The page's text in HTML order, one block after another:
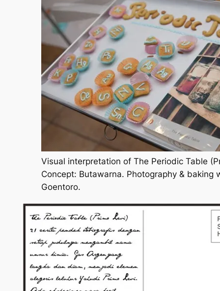
Visual interpretation of The Periodic Table
Concept: Butawarna. Photography & baking
Goentoro.